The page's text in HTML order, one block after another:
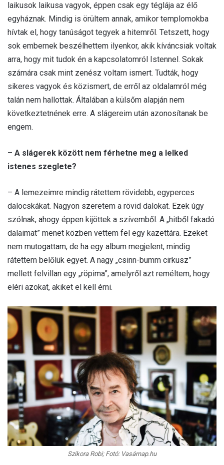
laikusok laikusa vagyok, éppen csak egy téglája az élő
egyháznak. Mindig is örültem annak, amikor templomokba
hívtak el, hogy tanúságot tegyek a hitemről. Tetszett, hogy
sok embernek beszélhettem ilyenkor, akik kíváncsiak voltak
arra, hogy mit tudok én a kapcsolatomról Istennel. Sokak
számára csak mint zenész voltam ismert. Tudták, hogy
sikeres vagyok és közismert, de erről az oldalamról még
talán nem hallottak. Általában a külsőm alapján nem
következtetnének erre. A slágereim után azonosítanak be
engem.
– A slágerek között nem férhetne meg a lelked
istenes szeglete?
– A lemezeimre mindig rátettem rövidebb, egyperces
dalocskákat. Nagyon szeretem a rövid dalokat. Ezek úgy
szólnak, ahogy éppen kijöttek a szívemből. A „hitből fakadó
dalaimat” menet közben vettem fel egy kazettára. Ezeket
nem mutogattam, de ha egy album megjelent, mindig
rátettem belőlük egyet. A nagy „csinn-bumm cirkusz”
mellett felvillan egy „röpima”, amelyről azt reméltem, hogy
eléri azokat, akiket el kell érni.
Szikora Robi; Fotó: Vasárnap.hu